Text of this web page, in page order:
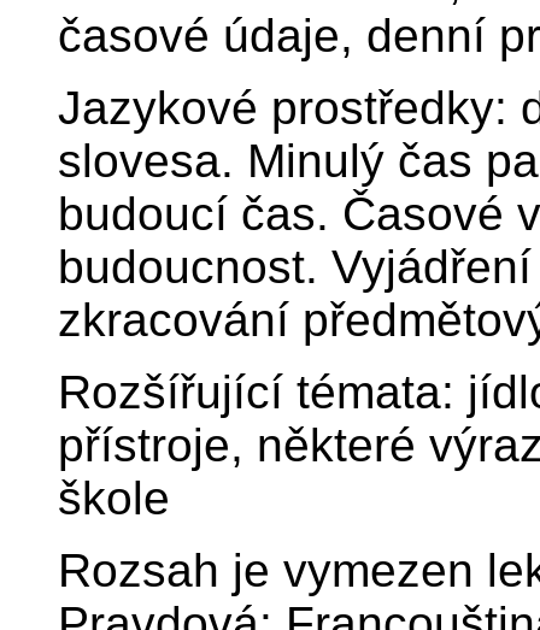
časové údaje, denní
Jazykové prostředky:
slovesa. Minulý čas
budoucí čas. Časové
budoucnost.
zkracování
Rozšířující témata:
přístroje, některé
škole
Rozsah je vymezen